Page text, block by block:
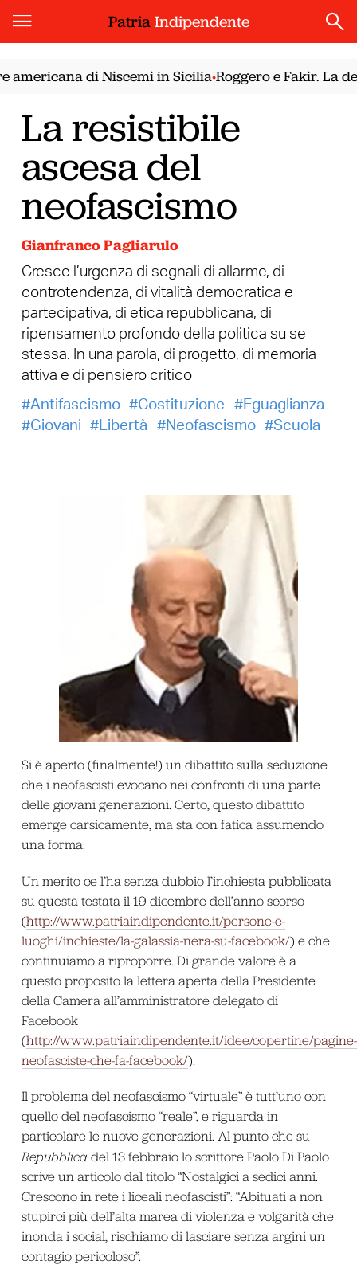
PatriaIndipendente
di Niscemi in Sicilia•Roggero e Fakir. La
La resistibile
ascesa del
neofascismo
Gianfranco Pagliarulo
Cresce l’urgenza di segnali di allarme, di
controtendenza, di vitalità democratica e
partecipativa, di etica repubblicana, di
ripensamento profondo della politica su se
stessa. In una parola, di progetto, di memoria
attiva e di pensiero critico
Antifascismo
Costituzione
Eguaglianza
Giovani
Libertà Neofascismo Scuola
Si è aperto (finalmente!) un dibattito sulla seduzione
che i neofascisti evocano nei confronti di una parte
delle giovani generazioni. Certo, questo dibattito
emerge carsicamente, ma sta con fatica assumendo
una forma.
Un merito ce l’ha senza dubbio l’inchiesta pubblicata
su questa testata il 19 dicembre dell’anno scorso
(http://www.patriaindipendente.it/persone-e-
luoghi/inchieste/la-galassia-nera-su-facebook/) e che
continuiamo a riproporre. Di grande valore è a
questo proposito la lettera aperta della Presidente
della Camera all’amministratore delegato di
Facebook
(http://www.patriaindipendente.it/idee/copertine/pagine-
neofasciste-che-fa-facebook/).
Il problema del neofascismo “virtuale” è tutt’uno con
quello del neofascismo “reale”, e riguarda in
particolare le nuove generazioni. Al punto che su
Repubblica del 13 febbraio lo scrittore Paolo Di Paolo
scrive un articolo dal titolo “Nostalgici a sedici anni.
Crescono in rete i liceali neofascisti”: “Abituati a non
stupirci più dell’alta marea di violenza e volgarità che
inonda i social, rischiamo di lasciare senza argini un
contagio pericoloso”.